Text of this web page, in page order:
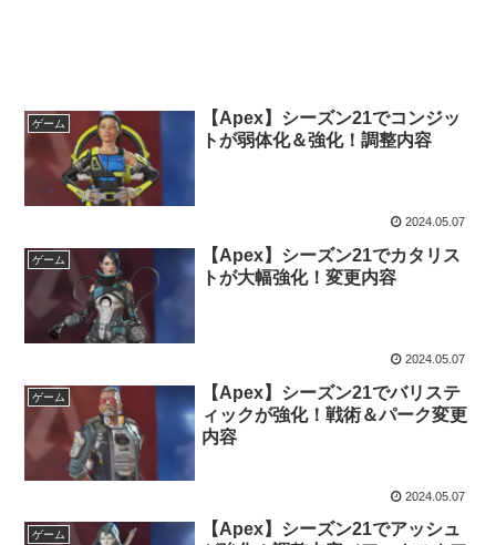
ゲーム
【Apex】シーズン21でコンジッ
トが弱体化＆強化！調整内容
2024.05.07
ゲーム
【Apex】シーズン21でカタリス
トが大幅強化！変更内容
2024.05.07
ゲーム
【Apex】シーズン21でバリステ
ィックが強化！戦術＆パーク変更
内容
2024.05.07
ゲーム
【Apex】シーズン21でアッシュ